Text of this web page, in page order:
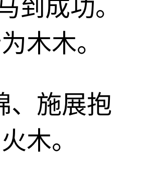
到成功。
木木。
、施展抱
木。